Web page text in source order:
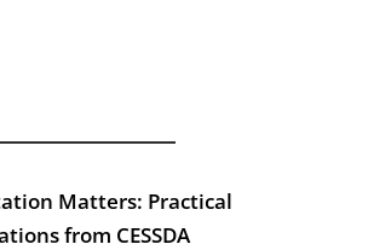
Matters: Practical
from CESSDA